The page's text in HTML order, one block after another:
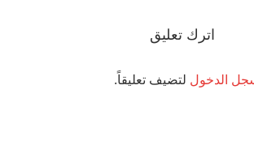
اترك تعليق
الدخول لتضيف تعليقاً.